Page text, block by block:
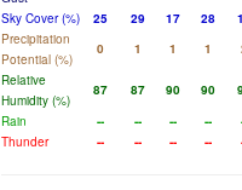
Sky Cover (%)
25 29 17 28
Precipitation
Potential (%)
0 1 1 1
Relative
Humidity (%)
87 87 90 90
Rain
-- -- -- --
Thunder
-- -- -- --